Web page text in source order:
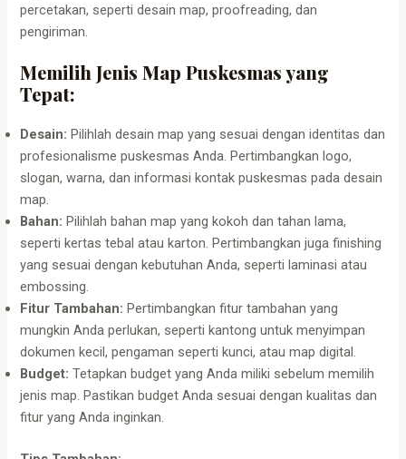
percetakan, seperti desain map, proofreading, dan
pengiriman.
Memilih Jenis Map Puskesmas yang
Tepat:
Desain: Pilihlah desain map yang sesuai dengan identitas dan
profesionalisme puskesmas Anda. Pertimbangkan logo,
slogan, warna, dan informasi kontak puskesmas pada desain
map.
Bahan: Pilihlah bahan map yang kokoh dan tahan lama,
seperti kertas tebal atau karton. Pertimbangkan juga finishing
yang sesuai dengan kebutuhan Anda, seperti laminasi atau
embossing.
Fitur Tambahan: Pertimbangkan fitur tambahan yang
mungkin Anda perlukan, seperti kantong untuk menyimpan
dokumen kecil, pengaman seperti kunci, atau map digital.
Budget: Tetapkan budget yang Anda miliki sebelum memilih
jenis map. Pastikan budget Anda sesuai dengan kualitas dan
fitur yang Anda inginkan.